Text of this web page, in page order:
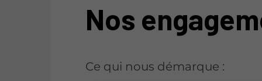
Nos
Ce qui nous démarque :